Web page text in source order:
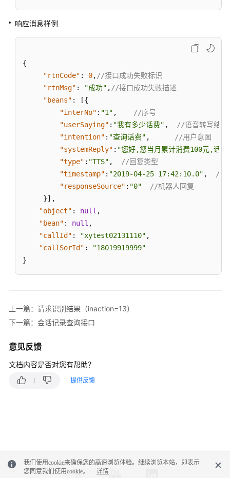
查
询
座
有
接
口
抓
制
请
结
果
推
送
方
响应消息样例
{
"rtnCode" : 0, //接口成功失败标识
"rtnMsg" : "成功" , //接口成功失败描述
"beans" : [{
"interNo" : "1" ,
//序号
"userSaying" : "我有多少话费" ,
//语音转
"intention" : "查询话费" ,
//用户
"systemReply" : "您好,您当月累计消费100元,话
"type" : "TTS" ,
//回复类型
"timestamp" : "2019-04-25 17:42:10.0" ,
//
"responseSource" : "0"
//机器人回复
}] ,
"object" : null ,
"bean" : null ,
"callId" : "xytest02131110" ,
"callSorId" :
"18019919999"
}
上一篇：请求识别结果（inaction=13）
下一篇：会话记录查询接口
意见反馈
文档内容是否对您有帮助？
提供反馈
我们使用cookie来确保您的高速浏览体验。继续浏览本站，即表示
您同意我们使用cookie。
详情